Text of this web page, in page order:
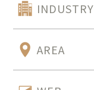
INDUSTRY
AREA